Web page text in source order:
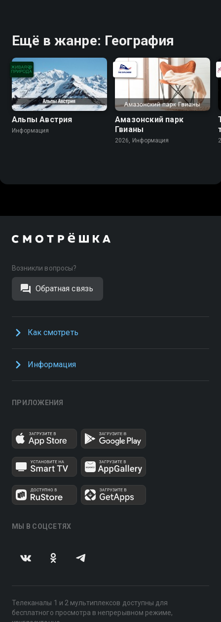
Ещё в жанре: География
Альпы Австрия
Информация
Амазонский парк
Гвианы
2026, Информация
Возникли вопросы?
Обратная связь
Как смотреть
Информация
ПРИЛОЖЕНИЯ
МЫ В СОЦСЕТЯХ
Телеканалы 1 и 2 мультиплексов доступны для
бесплатного просмотра в непрерывном режиме,